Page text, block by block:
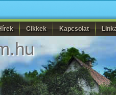
Cikkek Kapcsolat